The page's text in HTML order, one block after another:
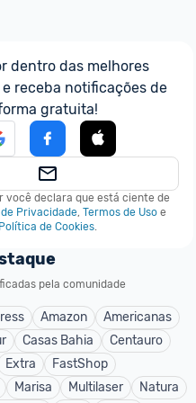
dentro das melhores
receba notificações de
gratuita!
você declara que está ciente de
Privacidade, Termos de Uso e
Política de Cookies.
pela comunidade
Amazon
Americanas
Casas Bahia
Centauro
Extra
FastShop
Marisa Multilaser
Natura